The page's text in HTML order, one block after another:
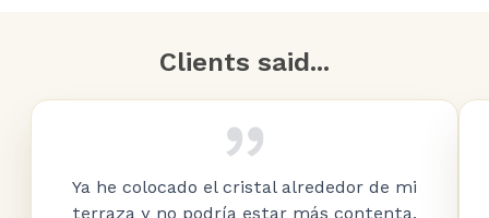
Clients said...
Ya he colocado el cristal alrededor de mi
terraza y no podría estar más contenta.